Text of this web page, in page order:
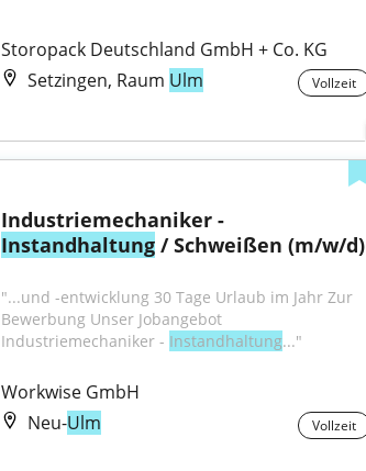
Storopack Deutschland GmbH + Co. KG
Setzingen, Raum Ulm Vollzeit
Instandhaltung / Schweißen (m/w/d)
"...und -entwicklung 30 Tage Urlaub im Jahr Zur
Bewerbung Unser Jobangebot
Industriemechaniker - Instandhaltung..."
Workwise GmbH
Neu-Ulm Vollzeit